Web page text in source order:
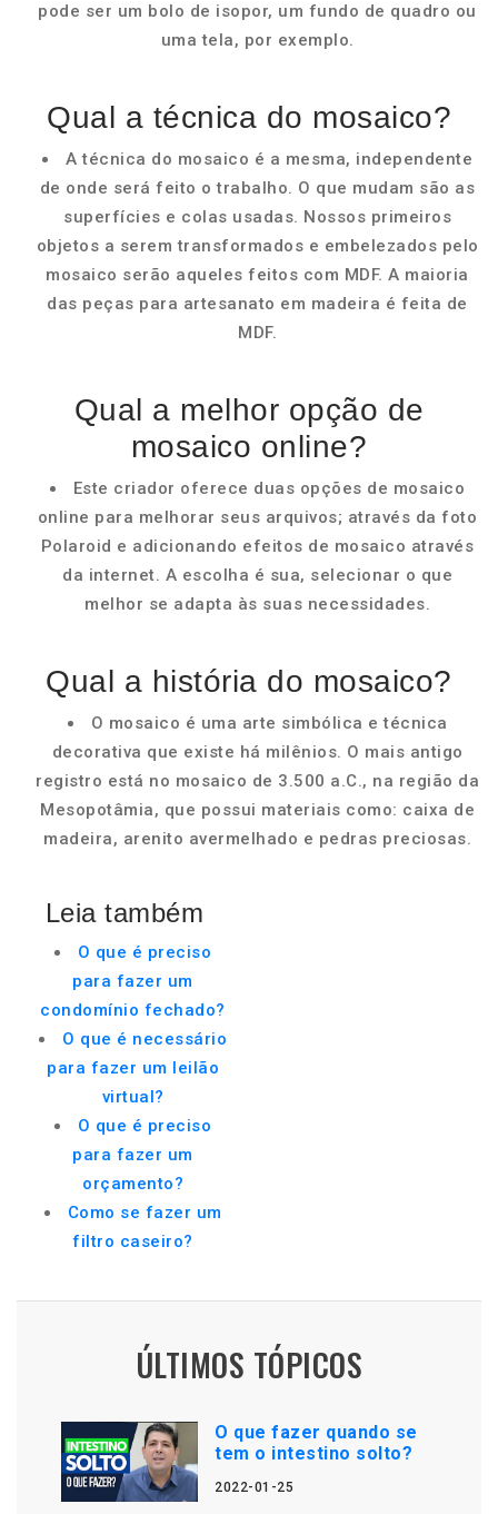
pode ser um bolo de isopor, um fundo de quadro ou
uma tela, por exemplo.
Qual a técnica do mosaico?
A técnica do mosaico é a mesma, independente
de onde será feito o trabalho. O que mudam são as
superfícies e colas usadas. Nossos primeiros
objetos a serem transformados e embelezados pelo
mosaico serão aqueles feitos com MDF. A maioria
das peças para artesanato em madeira é feita de
MDF.
Qual a melhor opção de
mosaico online?
Este criador oferece duas opções de mosaico
online para melhorar seus arquivos; através da foto
Polaroid e adicionando efeitos de mosaico através
da internet. A escolha é sua, selecionar o que
melhor se adapta às suas necessidades.
Qual a história do mosaico?
O mosaico é uma arte simbólica e técnica
decorativa que existe há milênios. O mais antigo
registro está no mosaico de 3.500 a.C., na região da
Mesopotâmia, que possui materiais como: caixa de
madeira, arenito avermelhado e pedras preciosas.
Leia também
O que é preciso
para fazer um
condomínio fechado?
O que é necessário
para fazer um leilão
virtual?
O que é preciso
para fazer um
orçamento?
Como se fazer um
filtro caseiro?
ÚLTIMOS TÓPICOS
O que fazer quando se
tem o intestino solto?
2022-01-25